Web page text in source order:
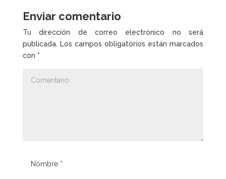
Enviar comentario
Tu dirección de correo electrónico no será
publicada. Los campos obligatorios están marcados
con *